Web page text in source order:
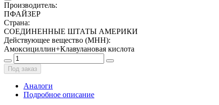
Производитель:
ПФАЙЗЕР
Страна:
СОЕДИНЕННЫЕ ШТАТЫ АМЕРИКИ
Действующее вещество (МНН):
Амоксициллин+Клавулановая кислота
Под заказ
Аналоги
Подробное описание